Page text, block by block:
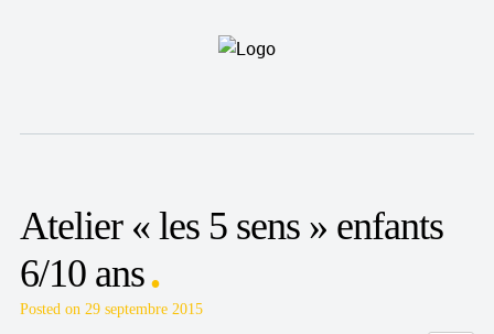
Atelier « les 5 sens » enfants
6/10 ans
Posted on 29 septembre 2015